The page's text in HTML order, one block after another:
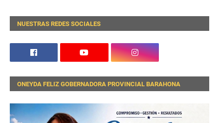
NUESTRAS REDES SOCIALES
ONEYDA FELIZ GOBERNADORA PROVINCIAL BARAHONA